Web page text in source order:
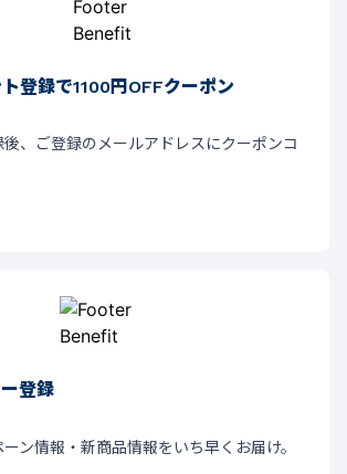
登録で1100円OFFクーポン
、ご登録のメールアドレスにクーポンコ
登録
ン情報・新商品情報をいち早くお届け。